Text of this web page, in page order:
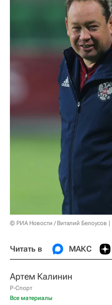
© РИА Новости / Виталий Белоусов
Читать в МАКС
Артем Калинин
Р-Спорт
Все материалы